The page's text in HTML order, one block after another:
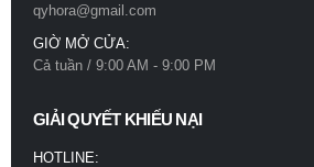
qyhora@gmail.com
GIỜ MỞ CỬA:
Cả tuần / 9:00 AM - 9:00 PM
GIẢI QUYẾT KHIẾU NẠI
HOTLINE: